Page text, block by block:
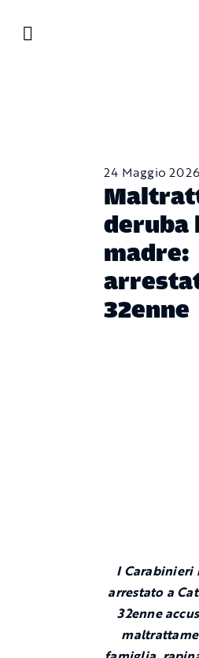
24 Maggio 2026
deruba
madre:
32enne
ICarabinieri
arrestato a
32enne